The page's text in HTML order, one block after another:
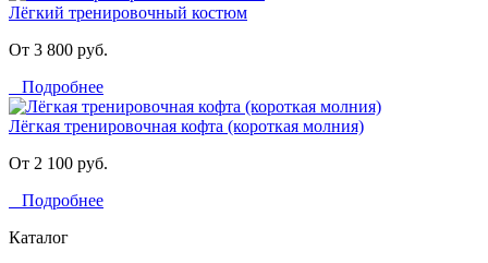
Лёгкий тренировочный костюм
От 3 800 руб.
Подробнее
Лёгкая тренировочная кофта (короткая молния)
От 2 100 руб.
Подробнее
Каталог